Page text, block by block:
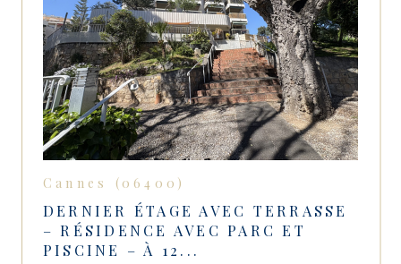
Cannes (06400)
DERNIER ÉTAGE AVEC TERRASSE
– RÉSIDENCE AVEC PARC ET
PISCINE – À 12...